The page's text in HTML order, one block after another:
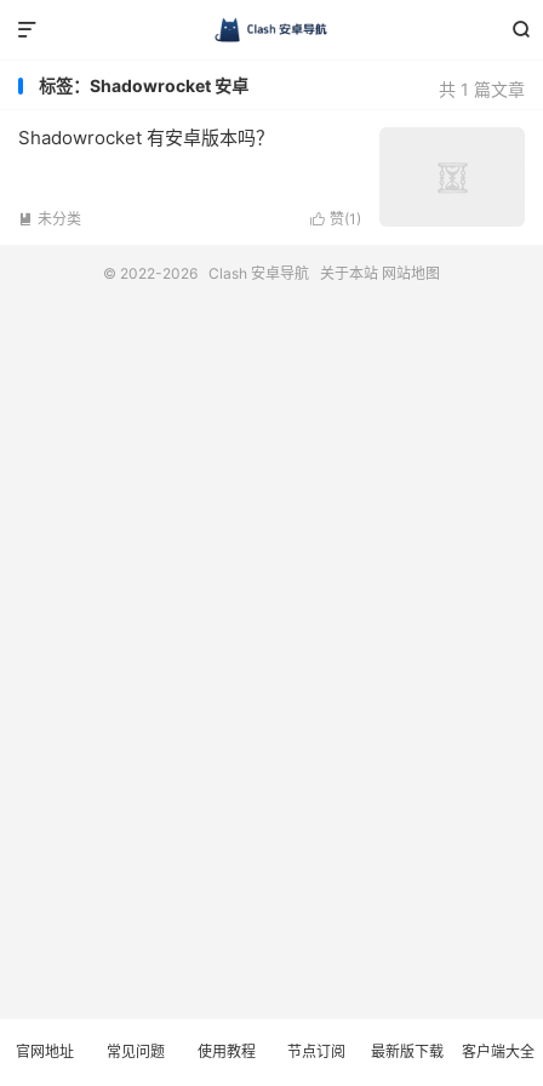


共 1 篇文章
标签：Shadowrocket 安卓
Shadowrocket 有安卓版本吗？
 赞(1 )
 未分类
© 2022-2026 Clash 安卓导航 关于本站 网站地图
官网地址 常见问题 使用教程 节点订阅 最新版下载 客户端大全